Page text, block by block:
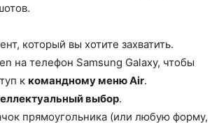
который вы хотите захватить.
на телефон Samsung Galaxy, чтобы
к командному меню Air.
выбор.
прямоугольника (или любую форму,